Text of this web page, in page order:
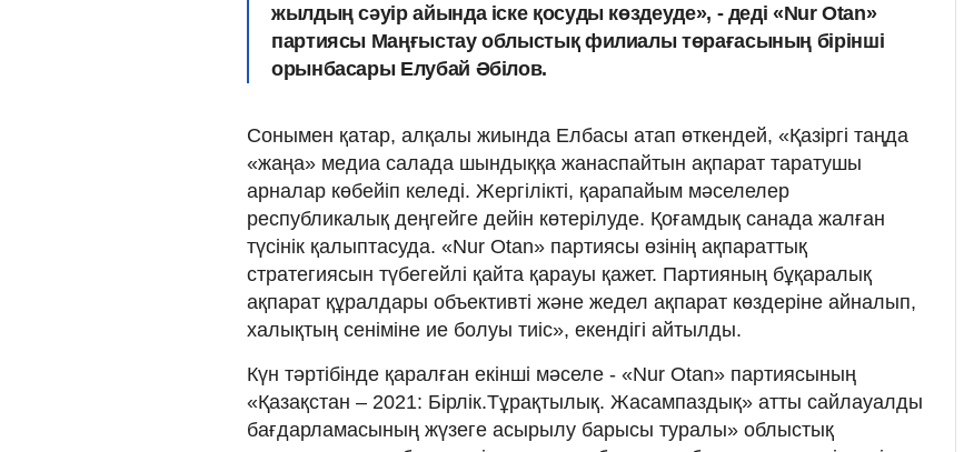
жылдың сәуір айында іске қосуды көздеуде», - деді «Nur Otan»
партиясы Маңғыстау облыстық филиалы төрағасының бірінші
орынбасары Елубай Әбілов.
Сонымен қатар, алқалы жиында Елбасы атап өткендей, «Қазіргі таңда
«жаңа» медиа салада шындыққа жанаспайтын ақпарат таратушы
арналар көбейіп келеді. Жергілікті, қарапайым мәселелер
республикалық деңгейге дейін көтерілуде. Қоғамдық санада жалған
түсінік қалыптасуда. «Nur Otan» партиясы өзінің ақпараттық
стратегиясын түбегейлі қайта қарауы қажет. Партияның бұқаралық
ақпарат құралдары объективті және жедел ақпарат көздеріне айналып,
халықтың сеніміне ие болуы тиіс», екендігі айтылды.
Күн тәртібінде қаралған екінші мәселе - «Nur Otan» партиясының
«Қазақстан – 2021: Бірлік.Тұрақтылық. Жасампаздық» атты сайлауалды
бағдарламасының жүзеге асырылу барысы туралы» облыстық